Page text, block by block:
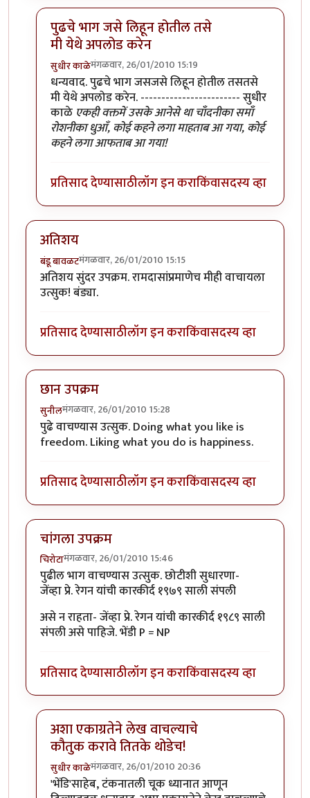
पुढचे भाग जसे लिहून होतील तसे
मी येथे अपलोड करेन
सुधीर काळेमंगळवार, 26/01/2010 15:19
In reply toअभिनंदन .byरामदास
धन्यवाद. पुढचे भाग जसजसे लिहून होतील तसतसे
मी येथे अपलोड करेन. ------------------------ सुधीर
काळे एकही वक्तमें उसके आनेसे था चाँदनीका समाँ
रोशनीका धुआँ, कोई कहने लगा माहताब आ गया, कोई
कहने लगा आफताब आ गया!
प्रतिसाद देण्यासाठीलॉग इन कराकिंवासदस्य व्हा
अतिशय
बंडू बावळटमंगळवार, 26/01/2010 15:15
अतिशय सुंदर उपक्रम. रामदासांप्रमाणेच मीही वाचायला
उत्सुक! बंड्या.
प्रतिसाद देण्यासाठीलॉग इन कराकिंवासदस्य व्हा
छान उपक्रम
सुनीलमंगळवार, 26/01/2010 15:28
पुढे वाचण्यास उत्सुक. Doing what you like is
freedom. Liking what you do is happiness.
प्रतिसाद देण्यासाठीलॉग इन कराकिंवासदस्य व्हा
चांगला उपक्रम
चिरोटामंगळवार, 26/01/2010 15:46
पुढील भाग वाचण्यास उत्सुक. छोटीशी सुधारणा-
जेंव्हा प्रे. रेगन यांची कारकीर्द १९७९ साली संपली
असे न राहता- जेंव्हा प्रे. रेगन यांची कारकीर्द १९८९ साली
संपली असे पाहिजे. भेंडी P = NP
प्रतिसाद देण्यासाठीलॉग इन कराकिंवासदस्य व्हा
अशा एकाग्रतेने लेख वाचल्याचे
कौतुक करावे तितके थोडेच!
सुधीर काळेमंगळवार, 26/01/2010 20:36
In reply toचांगला उपक्रमbyचिरोटा
'भेंडि'साहेब, टंकनातली चूक ध्यानात आणून